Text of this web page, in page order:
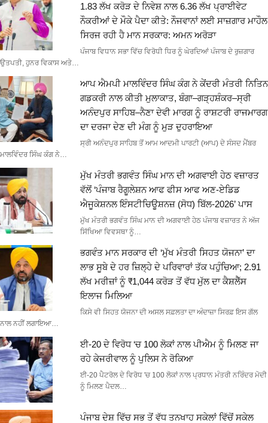
1.83 ਲੱਖ ਕਰੋੜ ਦੇ ਨਿਵੇਸ਼ ਨਾਲ 6.36 ਲੱਖ ਪ੍ਰਾਈਵੇਟ
ਨੌਕਰੀਆਂ ਦੇ ਮੌਕੇ ਪੈਦਾ ਕੀਤੇ: ਨੌਜਵਾਨਾਂ ਲਈ ਸਾਜ਼ਗਾਰ ਮਾਹੌਲ
ਸਿਰਜ ਰਹੀ ਹੈ ਮਾਨ ਸਰਕਾਰ: ਅਮਨ ਅਰੋੜਾ
ਪੰਜਾਬ ਵਿਧਾਨ ਸਭਾ ਵਿੱਚ ਵਿਰੋਧੀ ਧਿਰ ਨੂੰ ਘੇਰਦਿਆਂ ਪੰਜਾਬ ਦੇ ਰੁਜ਼ਗਾਰ
ਉਤਪਤੀ, ਹੁਨਰ ਵਿਕਾਸ ਅਤੇ…
ਆਪ ਐਮਪੀ ਮਾਲਵਿੰਦਰ ਸਿੰਘ ਕੰਗ ਨੇ ਕੇਂਦਰੀ ਮੰਤਰੀ ਨਿਤਿਨ
ਗਡਕਰੀ ਨਾਲ ਕੀਤੀ ਮੁਲਾਕਾਤ, ਬੰਗਾ–ਗੜ੍ਹਸ਼ੰਕਰ–ਸ੍ਰੀ
ਅਨੰਦਪੁਰ ਸਾਹਿਬ–ਨੈਣਾ ਦੇਵੀ ਮਾਰਗ ਨੂੰ ਰਾਸ਼ਟਰੀ ਰਾਜਮਾਰਗ
ਦਾ ਦਰਜਾ ਦੇਣ ਦੀ ਮੰਗ ਨੂੰ ਮੁੜ ਦੁਹਰਾਇਆ
ਸ੍ਰੀ ਅਨੰਦਪੁਰ ਸਾਹਿਬ ਤੋਂ ਆਮ ਆਦਮੀ ਪਾਰਟੀ (ਆਪ) ਦੇ ਸੰਸਦ ਮੈਂਬਰ
ਮਾਲਵਿੰਦਰ ਸਿੰਘ ਕੰਗ ਨੇ…
ਮੁੱਖ ਮੰਤਰੀ ਭਗਵੰਤ ਸਿੰਘ ਮਾਨ ਦੀ ਅਗਵਾਈ ਹੇਠ ਵਜ਼ਾਰਤ
ਵੱਲੋਂ ‘ਪੰਜਾਬ ਰੈਗੂਲੇਸ਼ਨ ਆਫ ਫੀਸ ਆਫ ਅਣ-ਏਡਿਡ
ਐਜੂਕੇਸ਼ਨਲ ਇੰਸਟੀਚਿਊਸ਼ਨਜ਼ (ਸੋਧ) ਬਿੱਲ-2026’ ਪਾਸ
ਮੁੱਖ ਮੰਤਰੀ ਭਗਵੰਤ ਸਿੰਘ ਮਾਨ ਦੀ ਅਗਵਾਈ ਹੇਠ ਪੰਜਾਬ ਵਜ਼ਾਰਤ ਨੇ ਅੱਜ
ਸਿੱਖਿਆ ਵਿਵਸਥਾ ਨੂੰ…
ਭਗਵੰਤ ਮਾਨ ਸਰਕਾਰ ਦੀ ‘ਮੁੱਖ ਮੰਤਰੀ ਸਿਹਤ ਯੋਜਨਾ’ ਦਾ
ਲਾਭ ਸੂਬੇ ਦੇ ਹਰ ਜ਼ਿਲ੍ਹੇ ਦੇ ਪਰਿਵਾਰਾਂ ਤੱਕ ਪਹੁੰਚਿਆ; 2.91
ਲੱਖ ਮਰੀਜ਼ਾਂ ਨੂੰ ₹1,044 ਕਰੋੜ ਤੋਂ ਵੱਧ ਮੁੱਲ ਦਾ ਕੈਸ਼ਲੈੱਸ
ਇਲਾਜ ਮਿਲਿਆ
ਕਿਸੇ ਵੀ ਸਿਹਤ ਯੋਜਨਾ ਦੀ ਅਸਲ ਸਫ਼ਲਤਾ ਦਾ ਅੰਦਾਜ਼ਾ ਸਿਰਫ਼ ਇਸ ਗੱਲ
ਨਾਲ ਨਹੀਂ ਲਗਾਇਆ…
ਈ-20 ਦੇ ਵਿਰੋਧ ‘ਚ 100 ਲੋਕਾਂ ਨਾਲ ਪੀਐਮ ਨੂੰ ਮਿਲਣ ਜਾ
ਰਹੇ ਕੇਜਰੀਵਾਲ ਨੂੰ ਪੁਲਿਸ ਨੇ ਰੋਕਿਆ
ਈ-20 ਪੈਟਰੋਲ ਦੇ ਵਿਰੋਧ 'ਚ 100 ਲੋਕਾਂ ਨਾਲ ਪ੍ਰਧਾਨ ਮੰਤਰੀ ਨਰਿੰਦਰ ਮੋਦੀ
ਨੂੰ ਮਿਲਣ ਪੈਦਲ…
ਪੰਜਾਬ ਦੇਸ਼ ਵਿੱਚ ਸਭ ਤੋਂ ਵੱਧ ਤਨਖਾਹ ਸਕੇਲਾਂ ਵਿੱਚੋਂ ਸਕੇਲ